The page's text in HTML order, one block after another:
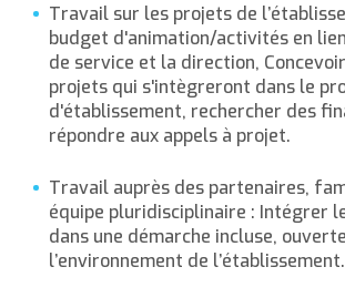
Travail sur les projets de
budget d'animation/activités en
de service et la direction,
projets qui s'intègreront dans le
d'établissement, rechercher des
répondre aux appels à projet.
Travail auprès des partenaires,
équipe pluridisciplinaire : Intégrer
dans une démarche incluse,
l’environnement de l’établissement.